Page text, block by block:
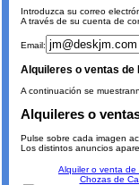
Introduzca su correo
A través de su cuenta de
Email:
Alquileres o ventas de
A continuación se
Alquileres o
Pulse sobre cada imagen
Los distintos anuncios
Alquiler o venta de
Chozas de